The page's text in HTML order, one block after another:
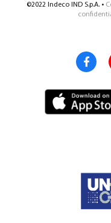
©2022 Indeco IND S.p.A. •